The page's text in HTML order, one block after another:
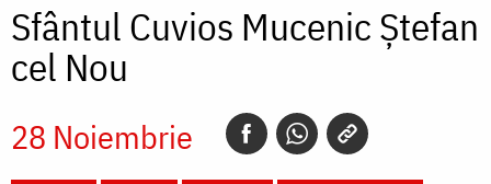
Sfântul Cuvios Mucenic Ștefan
cel Nou
28 Noiembrie